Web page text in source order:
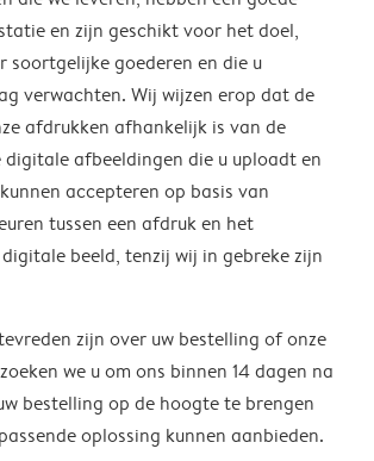
en zijn geschikt voor het doel,
soortgelijke goederen en die u
verwachten. Wij wijzen erop dat de
afdrukken afhankelijk is van de
afbeeldingen die u uploadt en
accepteren op basis van
tussen een afdruk en het
beeld, tenzij wij in gebreke zijn
zijn over uw bestelling of onze
we u om ons binnen 14 dagen na
bestelling op de hoogte te brengen
oplossing kunnen aanbieden.